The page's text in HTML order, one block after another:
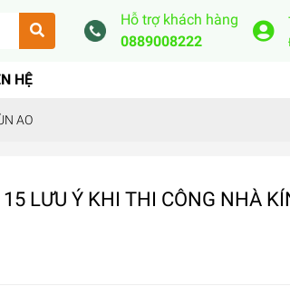
Hỗ trợ khách hàng
0889008222
HỆ
AO
LƯU Ý KHI THI CÔNG NHÀ